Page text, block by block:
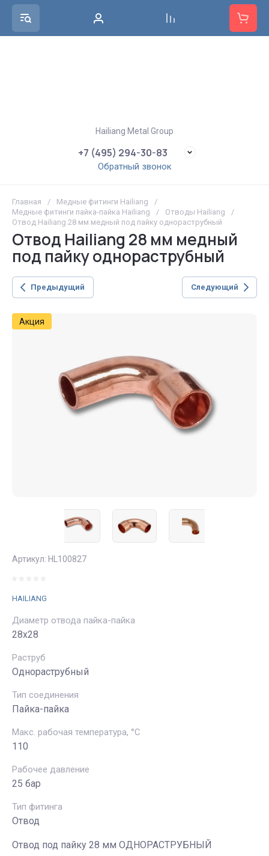
Hailiang Metal Group
+7 (495) 294-30-83
Обратный звонок
Главная / Медные фитинги Hailiang
/
Медные фитинги пайка-пайка Hailiang
/ Отводы Hailiang
/
Отвод Hailiang 28 мм медный под пайку однораструбный
Отвод Hailiang 28 мм медный
под пайку однораструбный
Предыдущий Следующий
Акция
Артикул: HL100827
HAILIANG
Диаметр отвода пайка-пайка
28х28
Раструб
Однораструбный
Тип соединения
Пайка-пайка
Макс. рабочая температура, °C
110
Рабочее давление
25 бар
Тип фитинга
Отвод
Отвод под пайку 28 мм ОДНОРАСТРУБНЫЙ